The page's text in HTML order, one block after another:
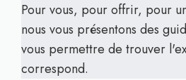
Pour vous, pour offrir, pour
nous vous présentons des
vous permettre de trouver
correspond.